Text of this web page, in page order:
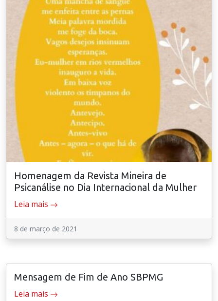
Homenagem da Revista Mineira de
Psicanálise no Dia Internacional da Mulher
Leia mais
8 de março de 2021
Mensagem de Fim de Ano SBPMG
Leia mais